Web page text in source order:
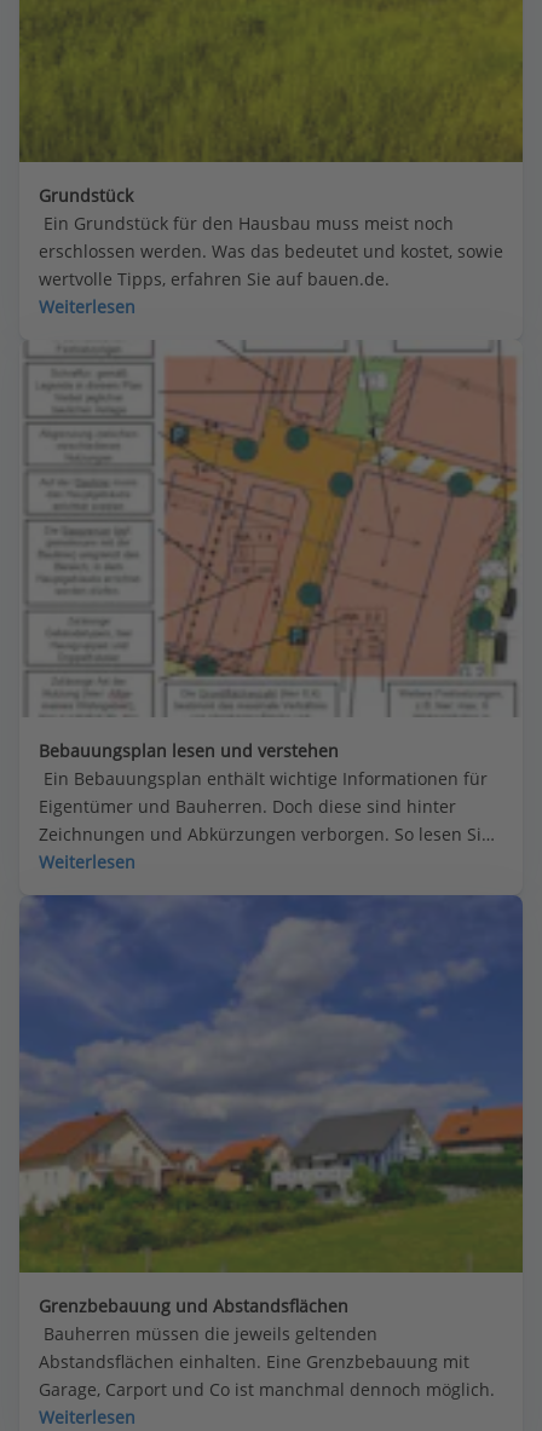
Grundstück
Ein Grundstück für den Hausbau muss meist noch
erschlossen werden. Was das bedeutet und kostet, sowie
wertvolle Tipps, erfahren Sie auf bauen.de.
Weiterlesen
Bebauungsplan lesen und verstehen
Ein Bebauungsplan enthält wichtige Informationen für
Eigentümer und Bauherren. Doch diese sind hinter
Zeichnungen und Abkürzungen verborgen. So lesen Sie
einen Bebauungsplan und was Kürzel wie SD oder FD, o
oder g, WR, MD und MK bedeuten.
Weiterlesen
Grenzbebauung und Abstandsflächen
Bauherren müssen die jeweils geltenden
Abstandsflächen einhalten. Eine Grenzbebauung mit
Garage, Carport und Co ist manchmal dennoch möglich.
Weiterlesen